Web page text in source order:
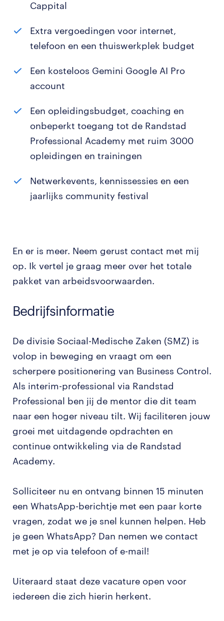
Cappital
Extra vergoedingen voor internet,
telefoon en een thuiswerkplek budget
Een kosteloos Gemini Google AI Pro
account
Een opleidingsbudget, coaching en
onbeperkt toegang tot de Randstad
Professional Academy met ruim 3000
opleidingen en trainingen
Netwerkevents, kennissessies en een
jaarlijks community festival
En er is meer. Neem gerust contact met mij
op. Ik vertel je graag meer over het totale
pakket van arbeidsvoorwaarden.
Bedrijfsinformatie
De divisie Sociaal-Medische Zaken (SMZ) is
volop in beweging en vraagt om een
scherpere positionering van Business Control.
Als interim-professional via Randstad
Professional ben jij de mentor die dit team
naar een hoger niveau tilt. Wij faciliteren jouw
groei met uitdagende opdrachten en
continue ontwikkeling via de Randstad
Academy.
Solliciteer nu en ontvang binnen 15 minuten
een WhatsApp-berichtje met een paar korte
vragen, zodat we je snel kunnen helpen. Heb
je geen WhatsApp? Dan nemen we contact
met je op via telefoon of e-mail!
Uiteraard staat deze vacature open voor
iedereen die zich hierin herkent.